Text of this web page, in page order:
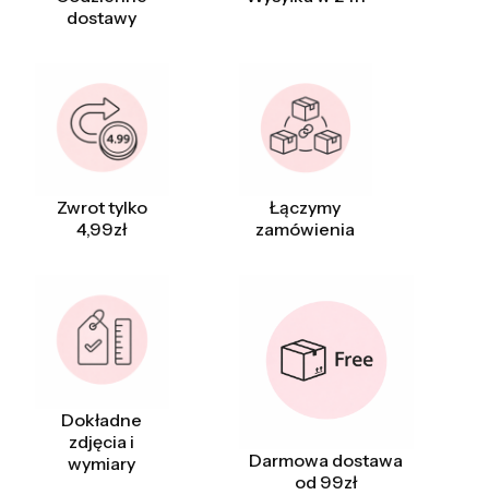
dostawy
Zwrot tylko
4,99zł
Łączymy
zamówienia
Dokładne
zdjęcia i
wymiary
Darmowa dostawa
od 99zł